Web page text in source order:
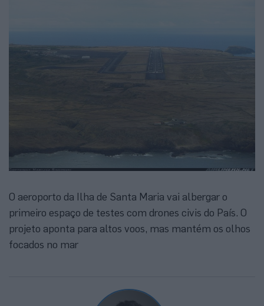
O aeroporto da Ilha de Santa Maria vai albergar o
primeiro espaço de testes com drones civis do País. O
projeto aponta para altos voos, mas mantém os olhos
focados no mar